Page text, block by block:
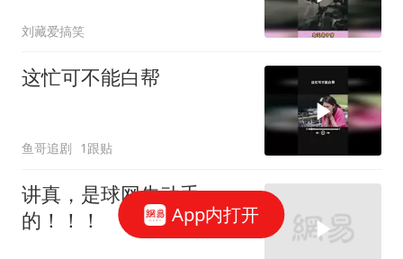
刘藏爱搞笑
这忙可不能白帮
鱼哥追剧 1跟贴
讲真，是球网先动手
的！！！
App内打开